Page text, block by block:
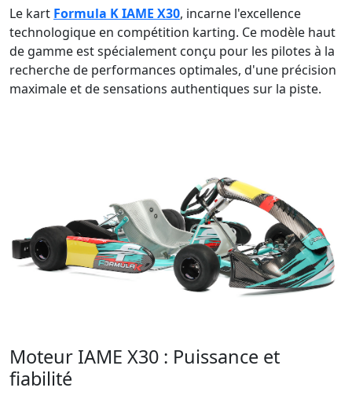
Le kart Formula KIAME X30, incarne l'excellence
technologique en compétition karting. Ce modèle haut
de gamme est spécialement conçu pour les pilotes à la
recherche de performances optimales, d'une précision
maximale et de sensations authentiques sur la piste.
Moteur IAME X30 : Puissance et
fiabilité